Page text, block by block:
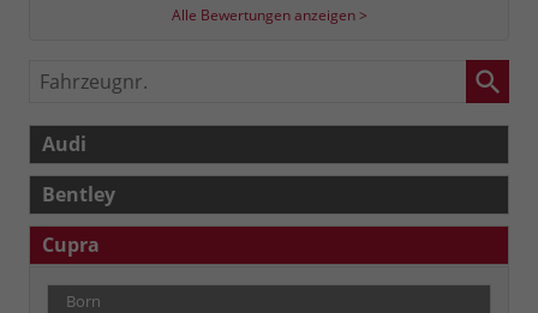
Alle Bewertungen anzeigen >
Fahrzeugnr.
Audi
Bentley
Cupra
Born